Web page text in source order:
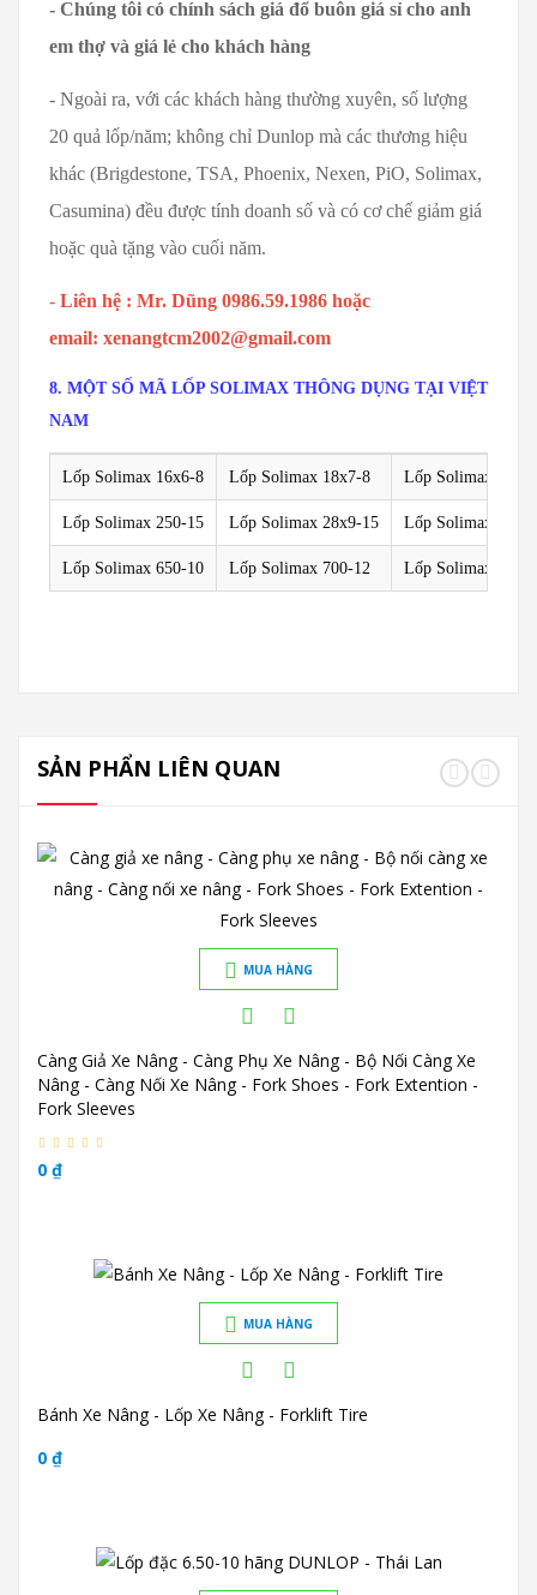
- Chúng tôi có chính sách giá đổ buôn giá sỉ cho anh
em thợ và giá lẻ cho khách hàng
- Ngoài ra, với các khách hàng thường xuyên, số lượng
20 quả lốp/năm; không chỉ Dunlop mà các thương hiệu
khác (Brigdestone, TSA, Phoenix, Nexen, PiO, Solimax,
Casumina) đều được tính doanh số và có cơ chế giảm giá
hoặc quà tặng vào cuối năm.
- Liên hệ : Mr. Dũng 0986.59.1986 hoặc
email: xenangtcm2002@gmail.com
8. MỘT SỐ MÃ LỐP SOLIMAX THÔNG DỤNG TẠI VIỆT
NAM
Lốp Solimax 16x6-8 Lốp Solimax 18x7-8 Lốp Solimax 200/
Lốp Solimax 250-15 Lốp Solimax 28x9-15 Lốp Solimax 300-
Lốp Solimax 650-10 Lốp Solimax 700-12 Lốp Solimax 825-
SẢN PHẨN LIÊN QUAN
MUA HÀNG
Càng Giả Xe Nâng - Càng Phụ Xe Nâng - Bộ Nối Càng Xe
Nâng - Càng Nối Xe Nâng - Fork Shoes - Fork Extention -
Fork Sleeves
0 ₫
MUA HÀNG
Bánh Xe Nâng - Lốp Xe Nâng - Forklift Tire
0 ₫